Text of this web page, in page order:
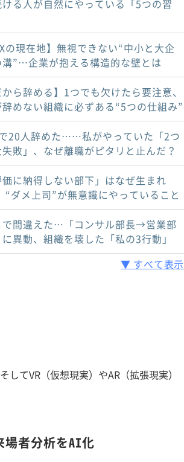
ける人が自然にやっている「5つの習
の現在地】無視できない“中小と大企
溝”…企業が抱える構造的な壁とは
から辞める】1つでも欠けたら要注意、
辞めない組織に必ずある“5つの仕組み”
20人辞めた……私がやっていた「2つ
敗」、なぜ離職がピタリと止んだ？
価に納得しない部下」はなぜ生まれ
“ダメ上司”が無意識にやっていること
で間違えた…「コンサル部長→営業部
異動、組織を壊した「私の3行動」
▼ すべて表示
てVR（仮想現実）やAR（拡張現実）
場者分析をAI化